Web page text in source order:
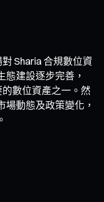
Sharia 合規數位資
態建設逐步完善，
數位資產之一。然
動態及政策變化，